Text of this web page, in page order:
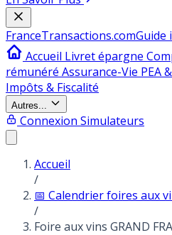
FranceTransactions.comGuide
Accueil Livret épargne
rémunéré Assurance-Vie PEA
Impôts & Fiscalité
Autres...
Connexion Simulateurs
Accueil
/
📅 Calendrier foires aux
/
Foire aux vins GRAND